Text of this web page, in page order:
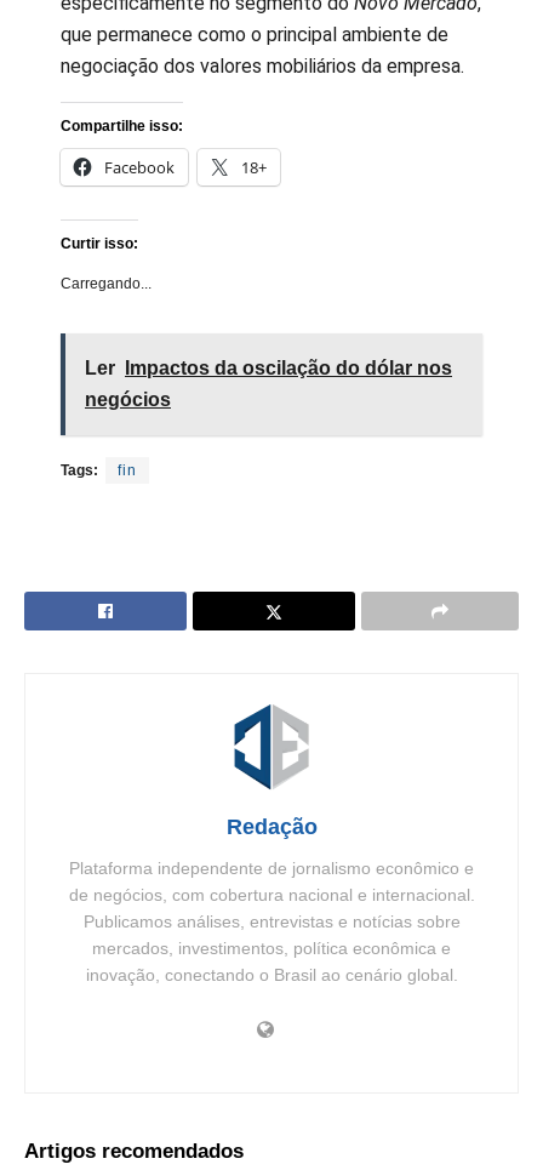
que permanece como o principal ambiente de
negociação dos valores mobiliários da empresa.
Compartilhe isso:
Facebook 18+
Curtir isso:
Carregando...
Ler
Impactos da oscilação do dólar nos
negócios
Tags: fin
Redação
Plataforma independente de jornalismo econômico e
de negócios, com cobertura nacional e internacional.
Publicamos análises, entrevistas e notícias sobre
mercados, investimentos, política econômica e
inovação, conectando o Brasil ao cenário global.
Artigos recomendados